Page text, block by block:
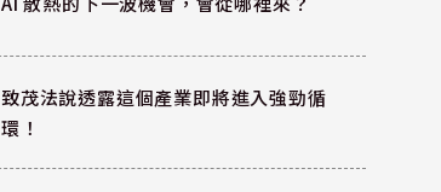
致茂法說透露這個產業即將進入強勁循
環！